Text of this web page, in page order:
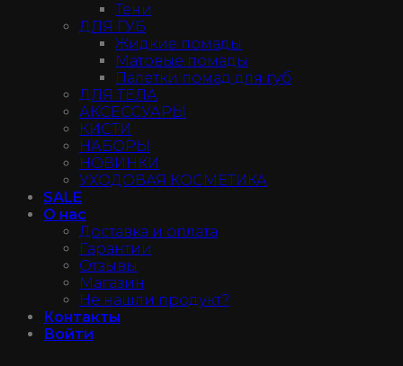
Тени
ДЛЯ ГУБ
Жидкие помады
Матовые помады
Палетки помад для губ
ДЛЯ ТЕЛА
АКСЕССУАРЫ
КИСТИ
НАБОРЫ
НОВИНКИ
УХОДОВАЯ КОСМЕТИКА
SALE
О нас
Доставка и оплата
Гарантии
Отзывы
Магазин
Не нашли продукт?
Контакты
Войти